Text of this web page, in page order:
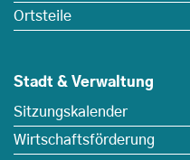
Ortsteile
Stadt & Verwaltung
Sitzungskalender
Wirtschaftsförderung